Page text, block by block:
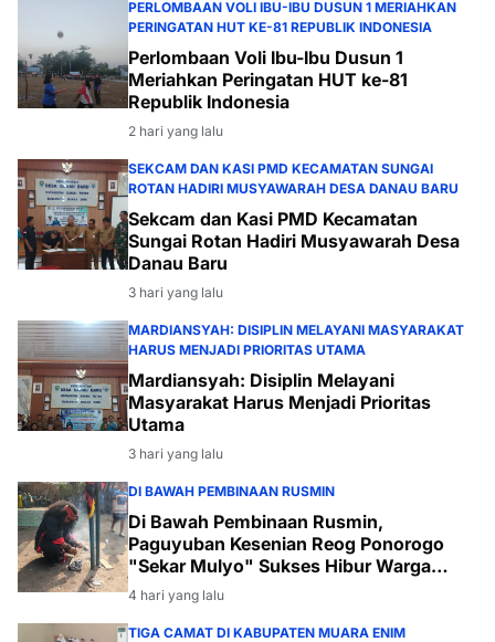
PERLOMBAAN VOLI IBU-IBU DUSUN 1 MERIAHKAN
PERINGATAN HUT KE-81 REPUBLIK INDONESIA
Perlombaan Voli Ibu-Ibu Dusun 1
Meriahkan Peringatan HUT ke-81
Republik Indonesia
2 hari yang lalu
SEKCAM DAN KASI PMD KECAMATAN SUNGAI
ROTAN HADIRI MUSYAWARAH DESA DANAU BARU
Sekcam dan Kasi PMD Kecamatan
Sungai Rotan Hadiri Musyawarah Desa
Danau Baru
3 hari yang lalu
MARDIANSYAH: DISIPLIN MELAYANI MASYARAKAT
HARUS MENJADI PRIORITAS UTAMA
Mardiansyah: Disiplin Melayani
Masyarakat Harus Menjadi Prioritas
Utama
3 hari yang lalu
DI BAWAH PEMBINAAN RUSMIN
Di Bawah Pembinaan Rusmin,
Paguyuban Kesenian Reog Ponorogo
"Sekar Mulyo" Sukses Hibur Warga
Desa Payabakal
4 hari yang lalu
TIGA CAMAT DI KABUPATEN MUARA ENIM